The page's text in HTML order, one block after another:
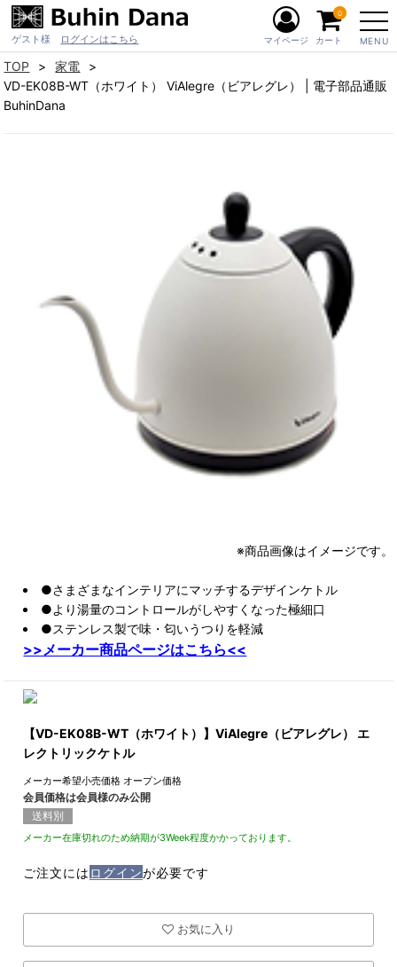
ゲスト様 ログインはこちら MENU
マイページ カート
0
TOP
家電
VD-EK08B-WT（ホワイト） ViAlegre（ビアレグレ） | 電子部品通販
BuhinDana
※商品画像はイメージです。
●さまざまなインテリアにマッチするデザインケトル
●より湯量のコントロールがしやすくなった極細口
●ステンレス製で味・匂いうつりを軽減
>>メーカー商品ページはこちら<<
【VD-EK08B-WT（ホワイト）】ViAlegre（ビアレグレ） エ
レクトリックケトル
メーカー希望小売価格 オープン価格
会員価格は会員様のみ公開
送料別
メーカー在庫切れのため納期が3Week程度かかっております。
ご注文には ログインが必要です
お気に入り